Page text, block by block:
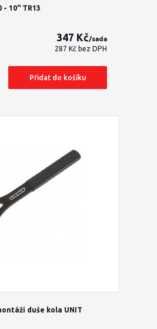
- 10" TR13
347 Kč/sada
287 Kč bez DPH
Přidat do košíku
duše kola UNIT